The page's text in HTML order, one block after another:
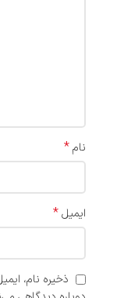
نام*
ایمیل*
ذخیره نام،